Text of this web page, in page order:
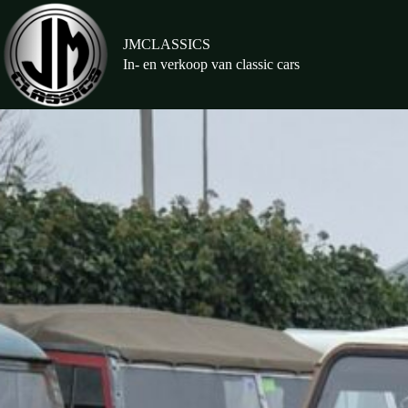
naar
de
inhoud
JMCLASSICS
In- en verkoop van classic cars